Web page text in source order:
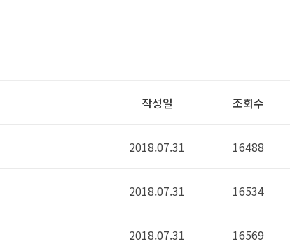
작성일 조회수
2018.07.31 16488
2018.07.31 16534
2018.07.31 16569